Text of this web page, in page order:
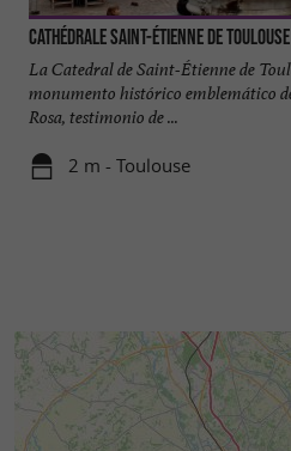
Cathédrale Saint-Étienne de Toulouse
La Catedral de Saint-Étienne de
monumento histórico emblemático
Rosa, testimonio de ...
2 m - Toulouse